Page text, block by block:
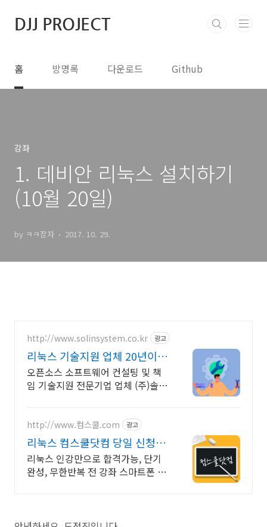
DJJ PROJECT
홈 방명록 다운로드 Github
강좌
1. 데비안 리눅스 설치하기
(10월 20일)
by ㅋㅋ잠자 2017. 10. 29.
http://www.solinsystem.co.kr 광고
리눅스 기술지원 업체 20년이상
기술지원 노하우
오픈소스 소프트웨어 컨설팅 및 책
임 기술지원 전문기업 업체 (주)솔인
http://www.컴스쿨.com 광고
리눅스 컴스쿨닷컴 당일 신청&
결제시 기프티콘!
리눅스 인강만으로 합격가능, 단기
완성, 무한반복 전 강좌 스마트폰 학